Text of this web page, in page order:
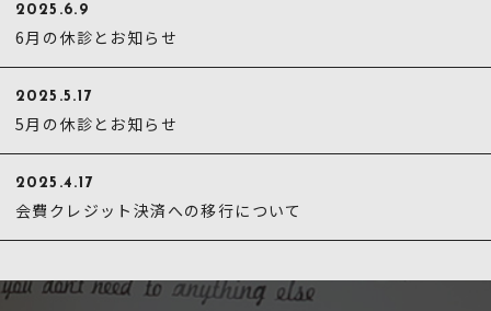
2025.6.9
6月の休診とお知らせ
2025.5.17
5月の休診とお知らせ
2025.4.17
会費クレジット決済への移行について